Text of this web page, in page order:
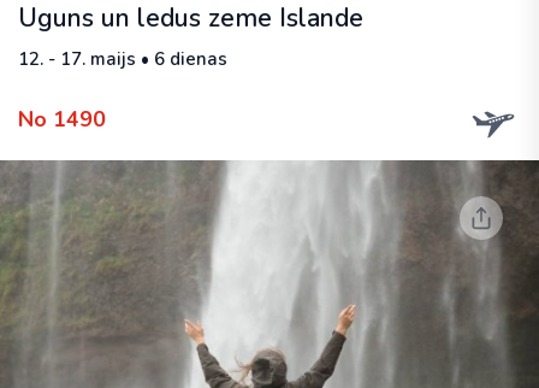
Uguns un ledus zeme Islande
12. - 17. maijs • 6 dienas
No 1490